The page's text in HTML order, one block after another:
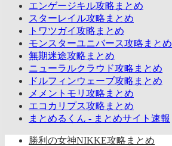
エンゲージキル攻略まとめ
スターレイル攻略まとめ
トワツガイ攻略まとめ
モンスターユニバース攻略まとめ
無期迷途攻略まとめ
ニューラルクラウド攻略まとめ
ドルフィンウェーブ攻略まとめ
メメントモリ攻略まとめ
エコカリプス攻略まとめ
まとめるくん - まとめサイト速報
勝利の女神NIKKE攻略まとめ